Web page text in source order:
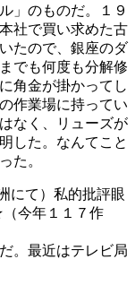
」のものだ。１９
社で買い求めた古
たので、銀座のダ
でも何度も分解修
角金が掛かってし
作業場に持ってい
なく、リューズが
した。なんてこと
た。
にて）私的批評眼
今年１１７作
。最近はテレビ局